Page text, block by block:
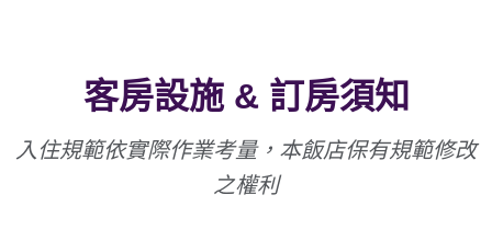
客房設施 & 訂房須知
入住規範依實際作業考量，本飯店保有規範修改
之權利